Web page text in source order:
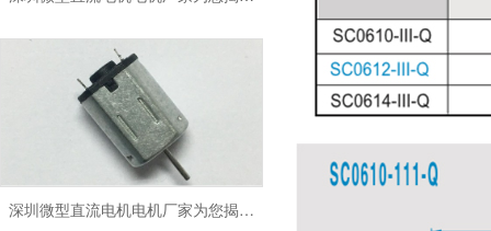
深圳微型直流电机电机厂家为您揭秘:微型直流电机 - 高效能、低噪音